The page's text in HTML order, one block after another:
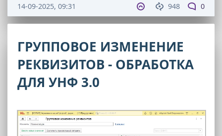
948 0
14-09-2025, 09:31
ГРУППОВОЕ ИЗМЕНЕНИЕ
РЕКВИЗИТОВ - ОБРАБОТКА
ДЛЯ УНФ 3.0